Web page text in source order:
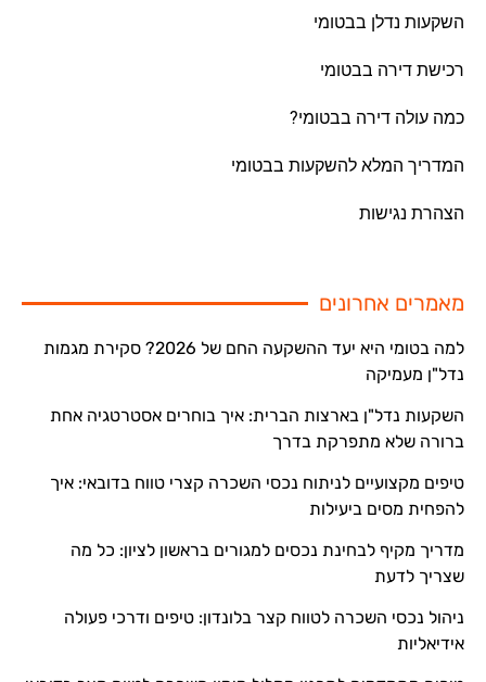
השקעות נדלן בבטומי
רכישת דירה בבטומי
כמה עולה דירה בבטומי?
המדריך המלא להשקעות בבטומי
הצהרת נגישות
מאמרים אחרונים
למה בטומי היא יעד ההשקעה החם של 2026? סקירת מגמות
נדל"ן מעמיקה
השקעות נדל"ן בארצות הברית: איך בוחרים אסטרטגיה אחת
ברורה שלא מתפרקת בדרך
טיפים מקצועיים לניתוח נכסי השכרה קצרי טווח בדובאי: איך
להפחית מסים ביעילות
מדריך מקיף לבחינת נכסים למגורים בראשון לציון: כל מה
שצריך לדעת
ניהול נכסי השכרה לטווח קצר בלונדון: טיפים ודרכי פעולה
אידיאליות